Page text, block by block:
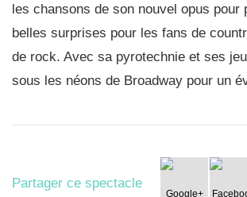
les chansons de son nouvel opus
belles surprises pour les fans de
de rock. Avec sa pyrotechnie et ses
sous les néons de Broadway pour un
Partager ce spectacle